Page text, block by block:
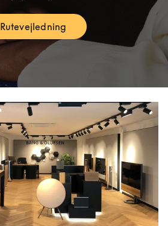
RutevejledningLink Opens in New Tab